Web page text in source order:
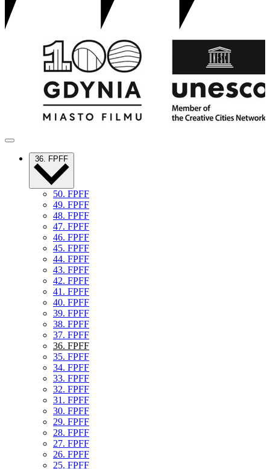
36. FPFF
50. FPFF
49. FPFF
48. FPFF
47. FPFF
46. FPFF
45. FPFF
44. FPFF
43. FPFF
42. FPFF
41. FPFF
40. FPFF
39. FPFF
38. FPFF
37. FPFF
36. FPFF
35. FPFF
34. FPFF
33. FPFF
32. FPFF
31. FPFF
30. FPFF
29. FPFF
28. FPFF
27. FPFF
26. FPFF
25. FPFF